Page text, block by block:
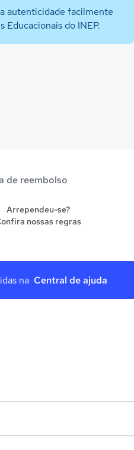
autenticidade facilmente
do INEP.
de reembolso
Arrependeu-se?
nossas regras
na Central de ajuda